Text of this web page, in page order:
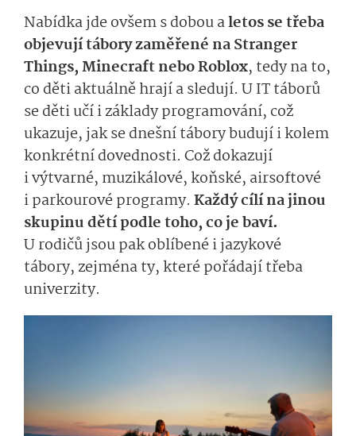
Nabídka jde ovšem s dobou aletos se třeba
objevují tábory zaměřené na Stranger
Things, Minecraft nebo Roblox, tedy na to,
co děti aktuálně hrají a sledují. U IT táborů
se děti učí i základy programování, což
ukazuje, jak se dnešní tábory budují i kolem
konkrétní dovednosti. Což dokazují
i výtvarné, muzikálové, koňské, airsoftové
i parkourové programy. Každý cílí na jinou
skupinu dětí podle toho, co je baví.
U rodičů jsou pak oblíbené i jazykové
tábory, zejména ty, které pořádají třeba
univerzity.